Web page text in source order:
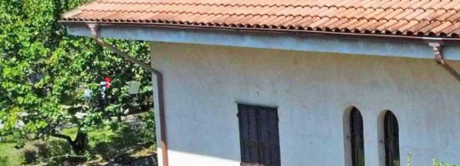
nostri
servizi
La
Liguria
Ricerca
Tipologia
-
multiscelta